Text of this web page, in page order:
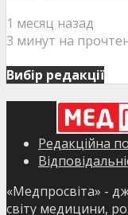
1 месяц назад
3 минут на
Вибір редакції
Редакційна
«Медпросвіта» -
світу медицини,